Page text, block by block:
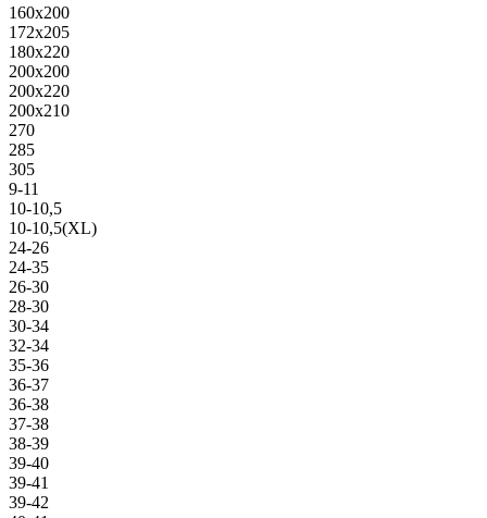
160х200
172х205
180х220
200х200
200х220
200х210
270
285
305
9-11
10-10,5
10-10,5(XL)
24-26
24-35
26-30
28-30
30-34
32-34
35-36
36-37
36-38
37-38
38-39
39-40
39-41
39-42